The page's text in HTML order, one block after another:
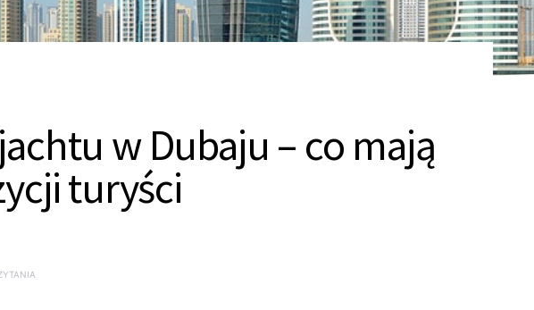
w Dubaju – co mają
turyści